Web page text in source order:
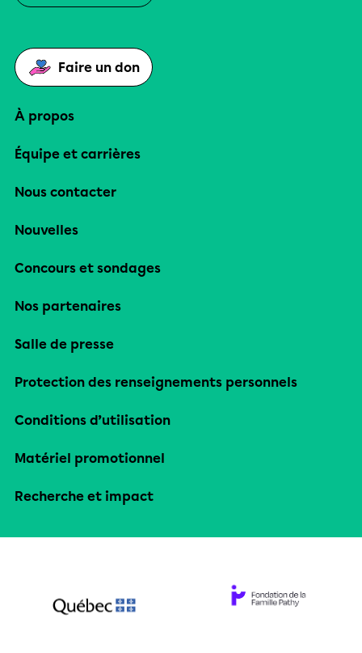
Faire un don
À propos
Équipe et carrières
Nous contacter
Nouvelles
Concours et sondages
Nos partenaires
Salle de presse
Protection des renseignements personnels
Conditions d’utilisation
Matériel promotionnel
Recherche et impact